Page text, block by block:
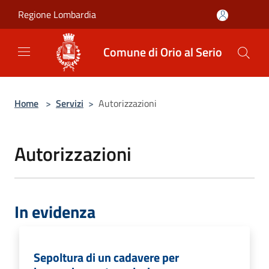
Regione Lombardia
Comune di Orio al Serio
Home > Servizi > Autorizzazioni
Autorizzazioni
In evidenza
Sepoltura di un cadavere per